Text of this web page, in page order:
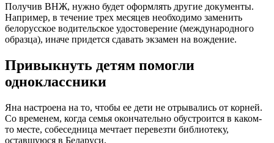
Получив ВНЖ, нужно будет оформлять другие документы.
Например, в течение трех месяцев необходимо заменить
белорусское водительское удостоверение (международного
образца), иначе придется сдавать экзамен на вождение.
Привыкнуть детям помогли
одноклассники
Яна настроена на то, чтобы ее дети не отрывались от корней.
Со временем, когда семья окончательно обустроится в каком-
то месте, собеседница мечтает перевезти библиотеку,
оставшуюся в Беларуси.